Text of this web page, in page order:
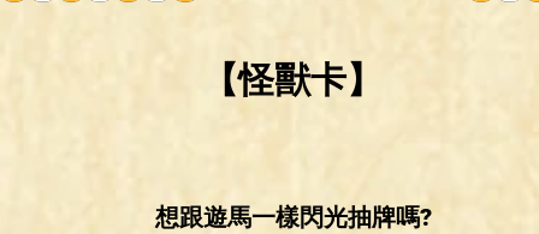
【怪獸卡】
想跟遊馬一樣閃光抽牌嗎?